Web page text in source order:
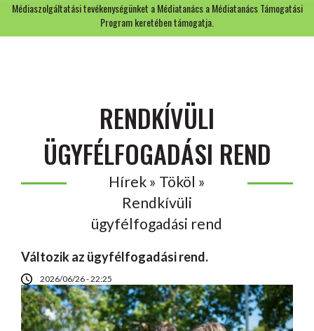
Médiaszolgáltatási tevékenységünket a Médiatanács a Médiatanács Támogatási
Program keretében támogatja.
RENDKÍVÜLI
ÜGYFÉLFOGADÁSI REND
Hírek » Tököl »
Rendkívüli
ügyfélfogadási rend
Változik az ügyfélfogadási rend.
2026/06/26 - 22:25